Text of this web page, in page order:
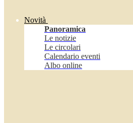
Novità
Panoramica
Le notizie
Le circolari
Calendario eventi
Albo online